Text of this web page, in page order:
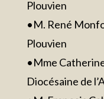
Plouvien
•M. René
Plouvien
•Mme
Diocésaine de